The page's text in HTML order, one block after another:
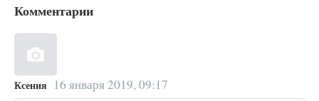
Комментарии
Ксения 16 января 2019, 09:17